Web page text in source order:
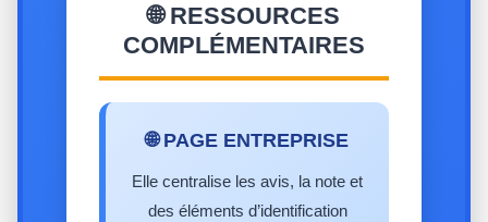
🌐 RESSOURCES
COMPLÉMENTAIRES
🌐 PAGE ENTREPRISE
Elle centralise les avis, la note et
des éléments d’identification